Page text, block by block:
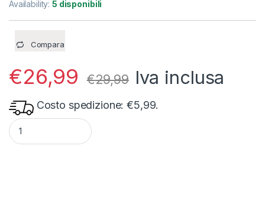
Availability:5 disponibili
Compara
€26,99 €29,99 Iva inclusa
Costo spedizione: €5,99.
Cartello cantiere strettoia sx lato 90 l/f quantity